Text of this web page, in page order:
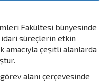
Fakültesi bünyesinde
süreçlerin etkin
amacıyla çeşitli alanlarda
alanı çerçevesinde